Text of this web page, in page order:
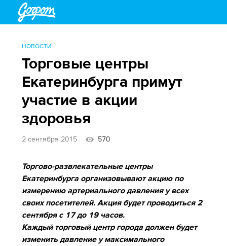
НОВОСТИ
Торговые центры
Екатеринбурга примут
участие в акции
здоровья
2 сентября 2015 570
Торгово-развлекательные центры
Екатеринбурга организовывают акцию по
измерению артериального давления у всех
своих посетителей. Акция будет проводиться 2
сентября с 17 до 19 часов.
Каждый торговый центр города должен будет
изменить давление у максимального